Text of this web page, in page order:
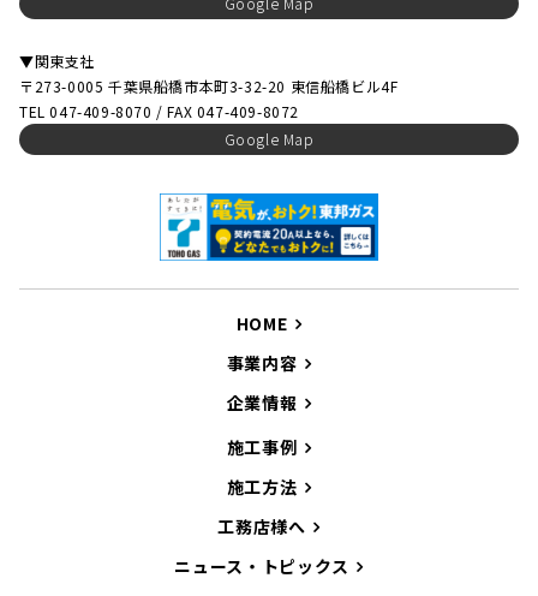
▼関東支社
〒273-0005 千葉県船橋市本町3-32-20 東信船橋ビル4F
TEL 047-409-8070 / FAX 047-409-8072
Google Map
HOME
事業内容
企業情報
施工事例
施工方法
工務店様へ
ニュース・トピックス